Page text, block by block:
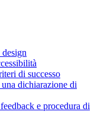
di successo
dichiarazione di
e procedura di